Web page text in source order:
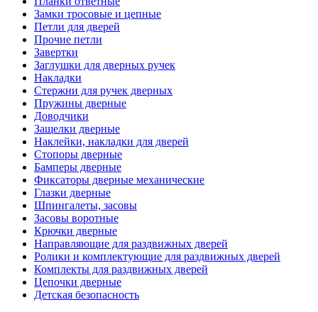
Замки тросовые и цепные
Петли для дверей
Прочие петли
Завертки
Заглушки для дверных ручек
Накладки
Стержни для ручек дверных
Пружины дверные
Доводчики
Защелки дверные
Наклейки, накладки для дверей
Стопоры дверные
Бамперы дверные
Фиксаторы дверные механические
Глазки дверные
Шпингалеты, засовы
Засовы воротные
Крючки дверные
Направляющие для раздвижных дверей
Ролики и комплектующие для раздвижных дверей
Комплекты для раздвижных дверей
Цепочки дверные
Детская безопасность